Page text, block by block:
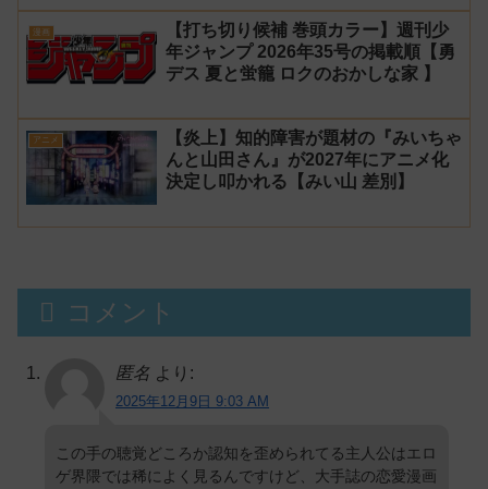
漫画
【打ち切り候補 巻頭カラー】週刊少
年ジャンプ 2026年35号の掲載順【勇
デス 夏と蛍籠 ロクのおかしな家 】
アニメ
【炎上】知的障害が題材の『みいちゃ
んと山田さん』が2027年にアニメ化
決定し叩かれる【みい山 差別】
コメント
匿名 より:
2025年12月9日 9:03 AM
この手の聴覚どころか認知を歪められてる主人公はエロ
ゲ界隈では稀によく見るんですけど、大手誌の恋愛漫画